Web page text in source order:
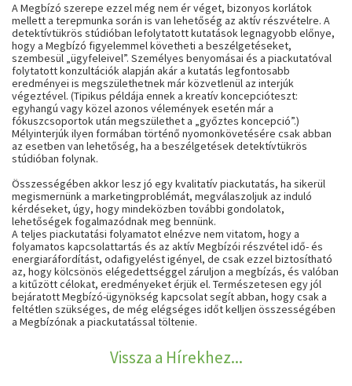
A Megbízó szerepe ezzel még nem ér véget, bizonyos korlátok
mellett a terepmunka során is van lehetőség az aktív részvételre. A
detektívtükrös stúdióban lefolytatott kutatások legnagyobb előnye,
hogy a Megbízó figyelemmel követheti a beszélgetéseket,
szembesül „ügyfeleivel”. Személyes benyomásai és a piackutatóval
folytatott konzultációk alapján akár a kutatás legfontosabb
eredményei is megszülethetnek már közvetlenül az interjúk
végeztével. (Tipikus példája ennek a kreatív koncepcióteszt:
egyhangú vagy közel azonos vélemények esetén már a
fókuszcsoportok után megszülethet a „győztes koncepció”.)
Mélyinterjúk ilyen formában történő nyomonkövetésére csak abban
az esetben van lehetőség, ha a beszélgetések detektívtükrös
stúdióban folynak.
Összességében akkor lesz jó egy kvalitatív piackutatás, ha sikerül
megismernünk a marketingproblémát, megválaszoljuk az induló
kérdéseket, úgy, hogy mindeközben további gondolatok,
lehetőségek fogalmazódnak meg bennünk.
A teljes piackutatási folyamatot elnézve nem vitatom, hogy a
folyamatos kapcsolattartás és az aktív Megbízói részvétel idő- és
energiaráfordítást, odafigyelést igényel, de csak ezzel biztosítható
az, hogy kölcsönös elégedettséggel záruljon a megbízás, és valóban
a kitűzött célokat, eredményeket érjük el. Természetesen egy jól
bejáratott Megbízó-ügynökség kapcsolat segít abban, hogy csak a
feltétlen szükséges, de még elégséges időt kelljen összességében
a Megbízónak a piackutatással töltenie.
Vissza a Hírekhez...